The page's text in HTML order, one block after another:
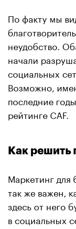
По факту мы
неудобство.
начали
социальных
Возможно,
последние
рейтинге CAF.
Как решить
Маркетинг для
так же важен,
здесь от него
в социальных